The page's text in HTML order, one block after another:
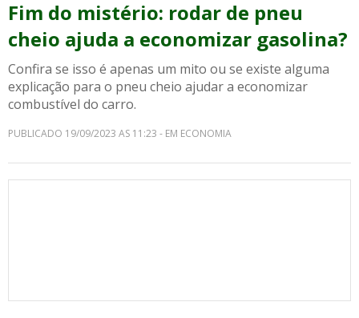
Fim do mistério: rodar de pneu
cheio ajuda a economizar gasolina?
Confira se isso é apenas um mito ou se existe alguma
explicação para o pneu cheio ajudar a economizar
combustível do carro.
PUBLICADO 19/09/2023 AS 11:23 - EM ECONOMIA